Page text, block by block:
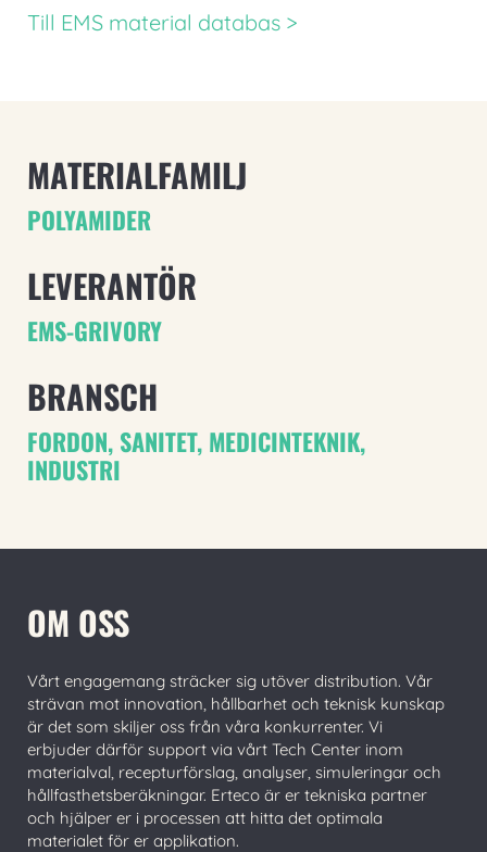
Till EMS material databas >
MATERIALFAMILJ
POLYAMIDER
LEVERANTÖR
EMS-GRIVORY
BRANSCH
FORDON, SANITET, MEDICINTEKNIK,
INDUSTRI
OM OSS
Vårt engagemang sträcker sig utöver distribution. Vår
strävan mot innovation, hållbarhet och teknisk kunskap
är det som skiljer oss från våra konkurrenter. Vi
erbjuder därför support via vårt Tech Center inom
materialval, recepturförslag, analyser, simuleringar och
hållfasthetsberäkningar. Erteco är er tekniska partner
och hjälper er i processen att hitta det optimala
materialet för er applikation.